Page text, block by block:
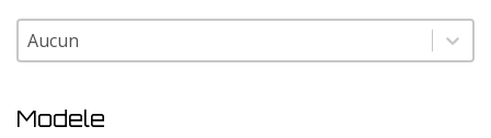
Marque
Marque
Modele